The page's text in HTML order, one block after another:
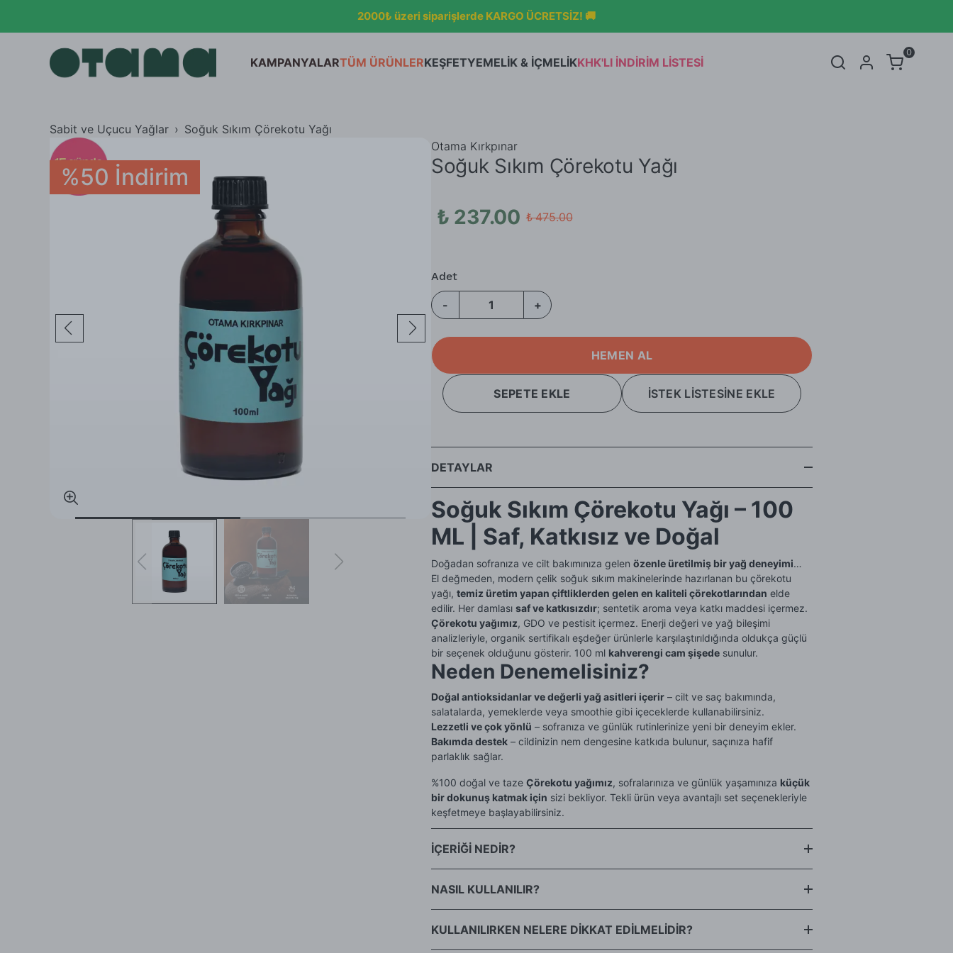
OTAMA KLASİKLERİYLE SON BULUŞMA! ÜRETİMİ DURDURULACAK ÜRÜNLER %50 İNDİRİMDE 👋🏼
KAMPANYALARTÜM ÜRÜNLER
Sabit ve Uçucu Yağlar
Gıda
KHK İhraç Listesi
KEŞFET Otama'nın Hikayesi Tohum Rotası Nedir?
YEMELİK & İÇMELİKKHK'LI İNDİRİM LİSTESİ
0
Alışveriş sepetinizde hiçbir şey yok.
Sabit ve Uçucu Yağlar Soğuk Sıkım Çörekotu Yağı
%50 İndirim
Otama Kırkpınar
Soğuk Sıkım Çörekotu Yağı
₺ 237.00 ₺ 475.00
Adet
- +
HEMEN AL
SEPETE EKLE İSTEK LİSTESİNE EKLE
DETAYLAR
Soğuk Sıkım Çörekotu Yağı – 100
ML | Saf, Katkısız ve Doğal
Doğadan sofranıza ve cilt bakımınıza gelen özenle üretilmiş bir yağ deneyimi…
El değmeden, modern çelik soğuk sıkım makinelerinde hazırlanan bu çörekotu
yağı, temiz üretim yapan çiftliklerden gelen en kaliteli çörekotlarından elde
edilir. Her damlası saf ve katkısızdır; sentetik aroma veya katkı maddesi içermez.
Çörekotu yağımız, GDO ve pestisit içermez. Enerji değeri ve yağ bileşimi
analizleriyle, organik sertifikalı eşdeğer ürünlerle karşılaştırıldığında oldukça güçlü
bir seçenek olduğunu gösterir. 100 ml kahverengi cam şişede sunulur.
Neden Denemelisiniz?
Doğal antioksidanlar ve değerli yağ asitleri içerir – cilt ve saç bakımında,
salatalarda, yemeklerde veya smoothie gibi içeceklerde kullanabilirsiniz.
Lezzetli ve çok yönlü – sofranıza ve günlük rutinlerinize yeni bir deneyim ekler.
Bakımda destek – cildinizin nem dengesine katkıda bulunur, saçınıza hafif
parlaklık sağlar.
%100 doğal ve taze Çörekotu yağımız, sofralarınıza ve günlük yaşamınıza küçük
bir dokunuş katmak için sizi bekliyor. Tekli ürün veya avantajlı set seçenekleriyle
keşfetmeye başlayabilirsiniz.
İÇERİĞİ NEDİR?
NASIL KULLANILIR?
KULLANILIRKEN NELERE DİKKAT EDİLMELİDİR?